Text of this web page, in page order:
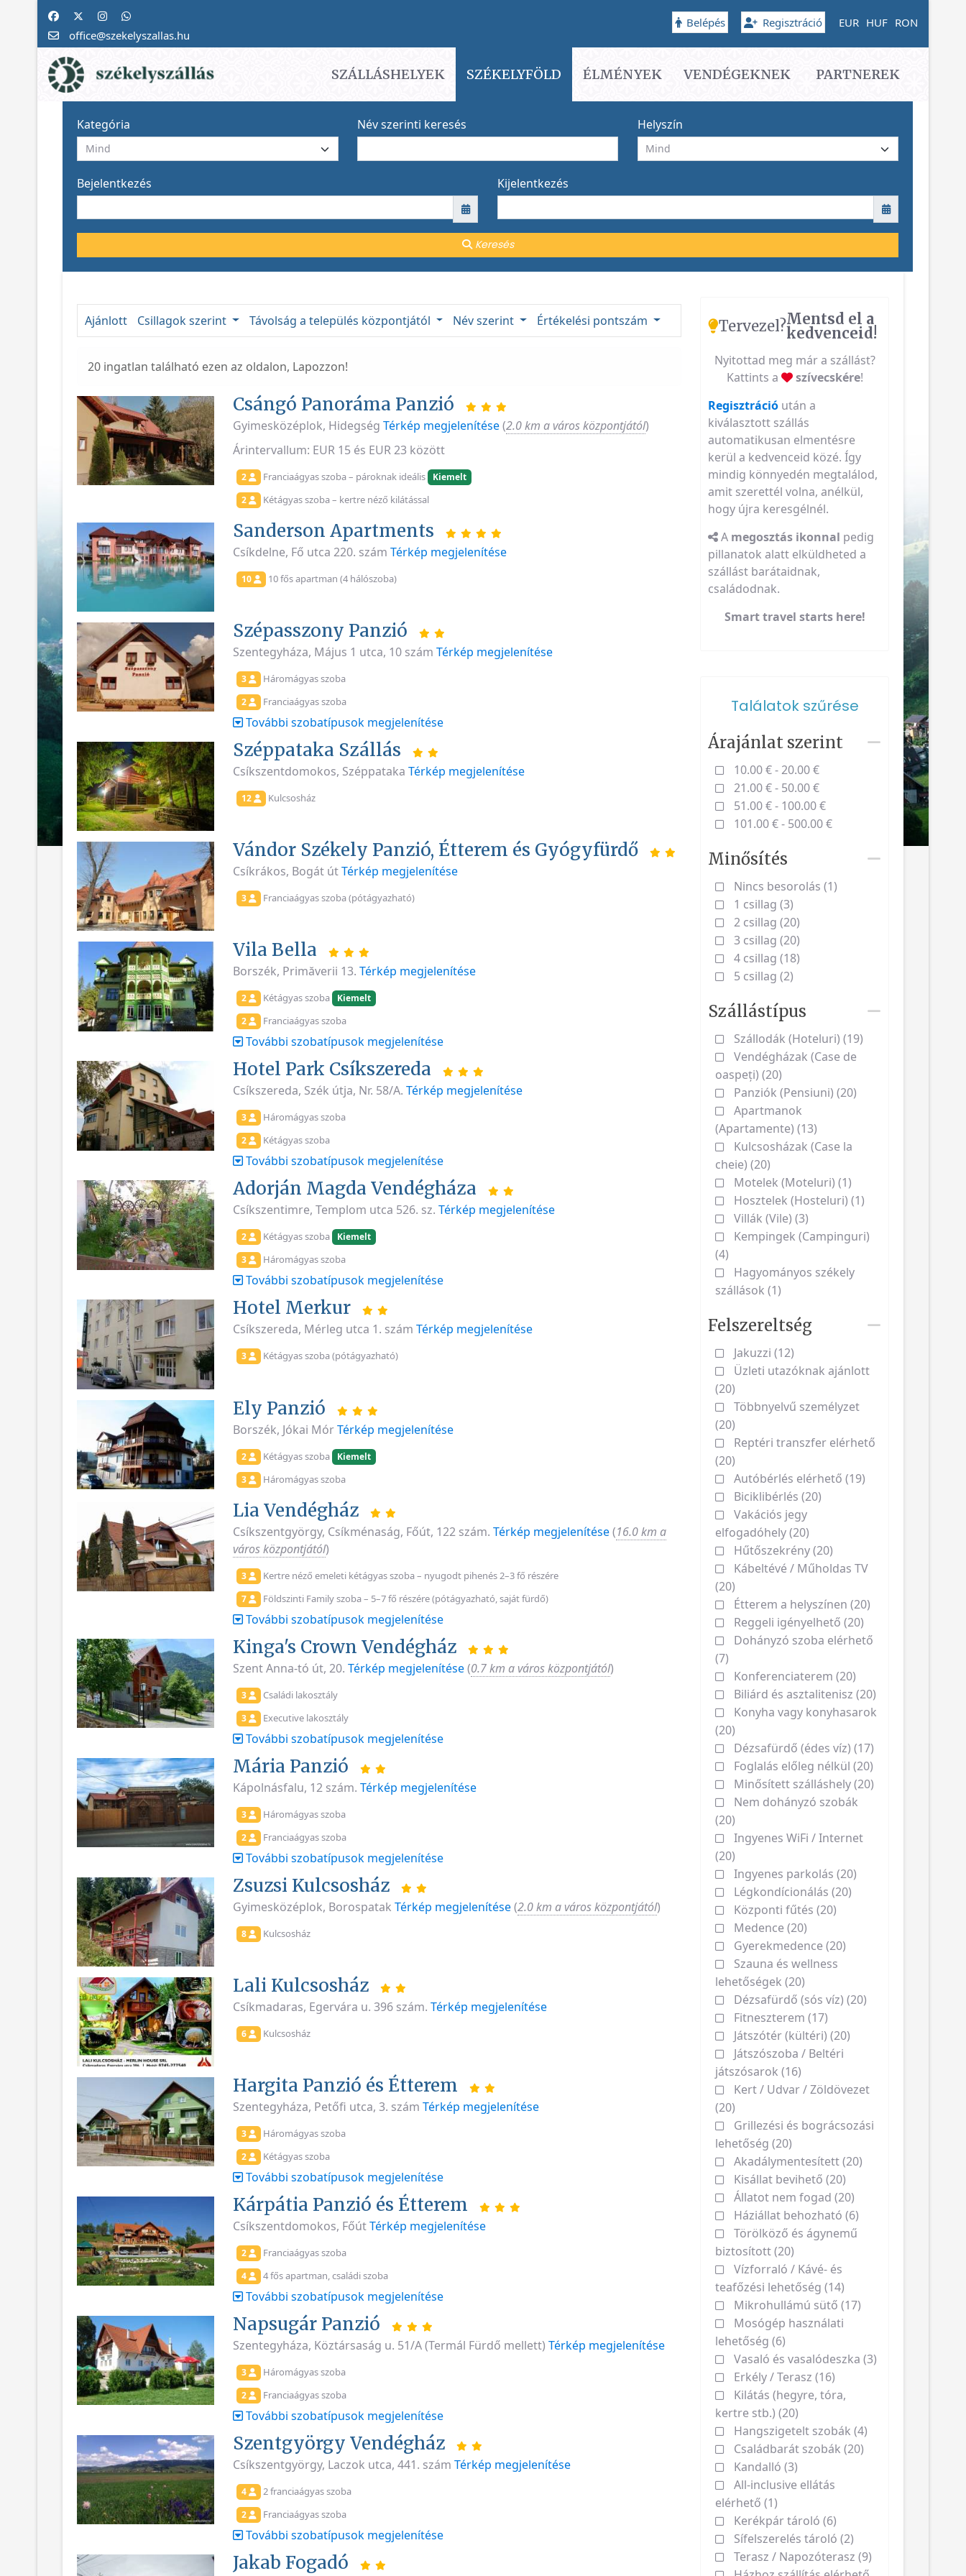
office@szekelyszallas.hu
Belépés Regisztráció EUR HUF RON
SZÁLLÁSHELYEK SZÉKELYFÖLD ÉLMÉNYEK VENDÉGEKNEK PARTNEREK
Kategória Név szerinti keresés Helyszín
Bejelentkezés Kijelentkezés
Keresés
Ajánlott Csillagok szerint Távolság a település központjától Név szerint Értékelési pontszám
20 ingatlan található ezen az oldalon, Lapozzon!
Csángó Panoráma Panzió
Gyimesközéplok, Hidegség Térkép megjelenítése(2.0 km a város központjától)
Árintervallum: EUR 15 és EUR 23 között
2 Franciaágyas szoba – pároknak ideális
Kiemelt
2
Kétágyas szoba – kertre néző kilátással
Sanderson Apartments
Csíkdelne, Fő utca 220. szám Térkép megjelenítése
10 10 fős apartman (4 hálószoba)
Szépasszony Panzió
Szentegyháza, Május 1 utca, 10 szám Térkép megjelenítése
3 Háromágyas szoba
2 Franciaágyas szoba
További szobatípusok megjelenítése
Széppataka Szállás
Csíkszentdomokos, Széppataka Térkép megjelenítése
12 Kulcsosház
Vándor Székely Panzió, Étterem és Gyógyfürdő
Csíkrákos, Bogát útTérkép megjelenítése
3 Franciaágyas szoba (pótágyazható)
Vila Bella
Borszék, Primăverii 13. Térkép megjelenítése
2 Kétágyas szoba
Kiemelt
2
Franciaágyas szoba
További szobatípusok megjelenítése
Hotel Park Csíkszereda
Csíkszereda, Szék útja, Nr. 58/A. Térkép megjelenítése
3 Háromágyas szoba
2 Kétágyas szoba
További szobatípusok megjelenítése
Adorján Magda Vendégháza
Csíkszentimre, Templom utca 526. sz. Térkép megjelenítése
2 Kétágyas szoba
Kiemelt
3
Háromágyas szoba
További szobatípusok megjelenítése
Hotel Merkur
Csíkszereda, Mérleg utca 1. szám Térkép megjelenítése
3 Kétágyas szoba (pótágyazható)
Ely Panzió
Borszék, Jókai MórTérkép megjelenítése
2 Kétágyas szoba
Kiemelt
3
Háromágyas szoba
Lia Vendégház
Csíkszentgyörgy, Csíkménaság, Főút, 122 szám. Térkép megjelenítése(16.0 km a
város központjától)
3 Kertre néző emeleti kétágyas szoba – nyugodt pihenés 2–3 fő részére
7 Földszinti Family szoba – 5–7 fő részére (pótágyazható, saját fürdő)
További szobatípusok megjelenítése
Kinga's Crown Vendégház
Szent Anna-tó út, 20. Térkép megjelenítése(0.7 km a város központjától)
3 Családi lakosztály
3 Executive lakosztály
További szobatípusok megjelenítése
Mária Panzió
Kápolnásfalu, 12 szám. Térkép megjelenítése
3 Háromágyas szoba
2 Franciaágyas szoba
További szobatípusok megjelenítése
Zsuzsi Kulcsosház
Gyimesközéplok, Borospatak Térkép megjelenítése(2.0 km a város központjától)
8 Kulcsosház
Lali Kulcsosház
Csíkmadaras, Egervára u. 396 szám. Térkép megjelenítése
6 Kulcsosház
Hargita Panzió és Étterem
Szentegyháza, Petőfi utca, 3. szám Térkép megjelenítése
3 Háromágyas szoba
2 Kétágyas szoba
További szobatípusok megjelenítése
Kárpátia Panzió és Étterem
Csíkszentdomokos, FőútTérkép megjelenítése
2 Franciaágyas szoba
4 4 fős apartman, családi szoba
További szobatípusok megjelenítése
Napsugár Panzió
Szentegyháza, Köztársaság u. 51/A (Termál Fürdő mellett) Térkép megjelenítése
3 Háromágyas szoba
2 Franciaágyas szoba
További szobatípusok megjelenítése
Szentgyörgy Vendégház
Csíkszentgyörgy, Laczok utca, 441. szám Térkép megjelenítése
4 2 franciaágyas szoba
2 Franciaágyas szoba
További szobatípusok megjelenítése
Jakab Fogadó
Tervezel?Mentsd el a
kedvenceid!
Nyitottad meg már a szállást?
Kattints a
szívecskére!
Regisztráció után a
kiválasztott szállás
automatikusan elmentésre
kerül a kedvenceid közé. Így
mindig könnyedén megtalálod,
amit szerettél volna, anélkül,
hogy újra keresgélnél.
A megosztás ikonnal pedig
pillanatok alatt elküldheted a
szállást barátaidnak,
családodnak.
Smart travel starts here!
Találatok szűrése
Árajánlat szerint
10.00 € - 20.00 €
21.00 € - 50.00 €
51.00 € - 100.00 €
101.00 € - 500.00 €
Minősítés
Nincs besorolás (1)
1 csillag (3)
2 csillag (20)
3 csillag (20)
4 csillag (18)
5 csillag (2)
Szállástípus
Szállodák (Hoteluri) (19)
Vendégházak (Case de
oaspeți) (20)
Panziók (Pensiuni) (20)
Apartmanok
(Apartamente) (13)
Kulcsosházak (Case la
cheie) (20)
Motelek (Moteluri) (1)
Hosztelek (Hosteluri) (1)
Villák (Vile) (3)
Kempingek (Campinguri)
(4)
Hagyományos székely
szállások (1)
Felszereltség
Jakuzzi (12)
Üzleti utazóknak ajánlott
(20)
Többnyelvű személyzet
(20)
Reptéri transzfer elérhető
(20)
Autóbérlés elérhető (19)
Biciklibérlés (20)
Vakációs jegy
elfogadóhely (20)
Hűtőszekrény (20)
Kábeltévé / Műholdas TV
(20)
Étterem a helyszínen (20)
Reggeli igényelhető (20)
Dohányzó szoba elérhető
(7)
Konferenciaterem (20)
Biliárd és asztalitenisz (20)
Konyha vagy konyhasarok
(20)
Dézsafürdő (édes víz) (17)
Foglalás előleg nélkül (20)
Minősített szálláshely (20)
Nem dohányzó szobák
(20)
Ingyenes WiFi / Internet
(20)
Ingyenes parkolás (20)
Légkondícionálás (20)
Központi fűtés (20)
Medence (20)
Gyerekmedence (20)
Szauna és wellness
lehetőségek (20)
Dézsafürdő (sós víz) (20)
Fitneszterem (17)
Játszótér (kültéri) (20)
Játszószoba / Beltéri
játszósarok (16)
Kert / Udvar / Zöldövezet
(20)
Grillezési és bográcsozási
lehetőség (20)
Akadálymentesített (20)
Kisállat bevihető (20)
Állatot nem fogad (20)
Háziállat behozható (6)
Törölköző és ágynemű
biztosított (20)
Vízforraló / Kávé- és
teafőzési lehetőség (14)
Mikrohullámú sütő (17)
Mosógép használati
lehetőség (6)
Vasaló és vasalódeszka (3)
Erkély / Terasz (16)
Kilátás (hegyre, tóra,
kertre stb.) (20)
Hangszigetelt szobák (4)
Családbarát szobák (20)
Kandalló (3)
All-inclusive ellátás
elérhető (1)
Kerékpár tároló (6)
Sífelszerelés tároló (2)
Terasz / Napozóterasz (9)